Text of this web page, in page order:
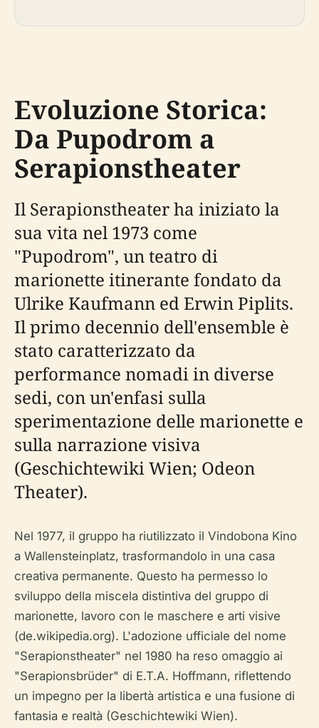
Evoluzione Storica:
Da Pupodrom a
Serapionstheater
Il Serapionstheater ha iniziato la
sua vita nel 1973 come
"Pupodrom", un teatro di
marionette itinerante fondato da
Ulrike Kaufmann ed Erwin Piplits.
Il primo decennio dell'ensemble è
stato caratterizzato da
performance nomadi in diverse
sedi, con un'enfasi sulla
sperimentazione delle marionette e
sulla narrazione visiva
(Geschichtewiki Wien; Odeon
Theater).
Nel 1977, il gruppo ha riutilizzato il Vindobona Kino
a Wallensteinplatz, trasformandolo in una casa
creativa permanente. Questo ha permesso lo
sviluppo della miscela distintiva del gruppo di
marionette, lavoro con le maschere e arti visive
(de.wikipedia.org). L'adozione ufficiale del nome
"Serapionstheater" nel 1980 ha reso omaggio ai
"Serapionsbrüder" di E.T.A. Hoffmann, riflettendo
un impegno per la libertà artistica e una fusione di
fantasia e realtà (Geschichtewiki Wien).